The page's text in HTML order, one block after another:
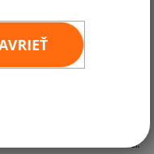
cirkvi v 15. storočí.